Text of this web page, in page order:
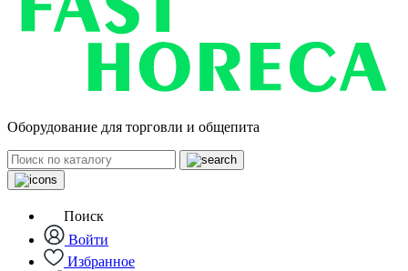
Оборудование для торговли и общепита
Поиск
Войти
Избранное